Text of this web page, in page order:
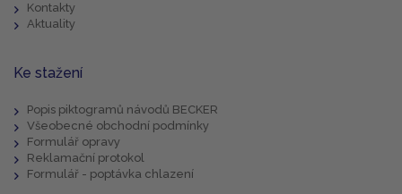
Kontakty
Aktuality
Ke stažení
Popis piktogramů návodů BECKER
Všeobecné obchodní podmínky
Formulář opravy
Reklamační protokol
Formulář - poptávka chlazení